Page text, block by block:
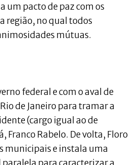
um pacto de paz com os
região, no qual todos
mútuas.
federal e com o aval de
de Janeiro para tramar a
(cargo igual ao de
Franco Rabelo. De volta, Floro
municipais e instala uma